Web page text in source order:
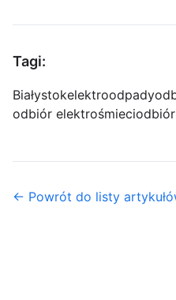
Tagi:
Białystokelektroodpady
odbiór elektrośmieci
← Powrót do listy